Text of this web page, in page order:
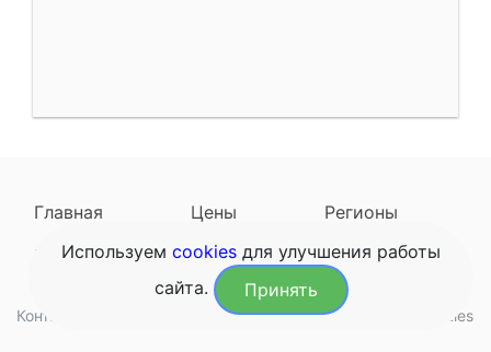
Главная Цены
Регионы
Наследодатели
Задать вопрос
Контакты Обработка данных Конфиденциальность Cookies
Используем cookies для улучшения работы
сайта.
Принять